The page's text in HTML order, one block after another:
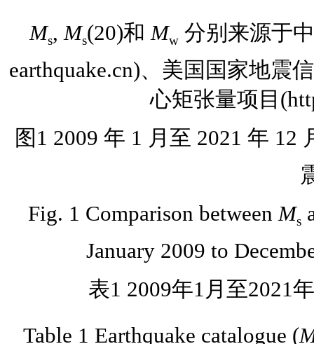
Ms, Ms(20)和 Mw 分别来源于
earthquake.cn)、美国国家地震
心矩张量项目
图1 2009 年 1 月至 2021 年 12
Fig. 1 Comparison between Ms
January 2009 to
表1 2009年1月至2021
Table 1 Earthquake catalogue (